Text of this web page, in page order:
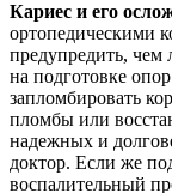
Кариес и его
ортопедическими
предупредить, чем
на подготовке
запломбировать
пломбы или
надежных и
доктор. Если же
воспалительный